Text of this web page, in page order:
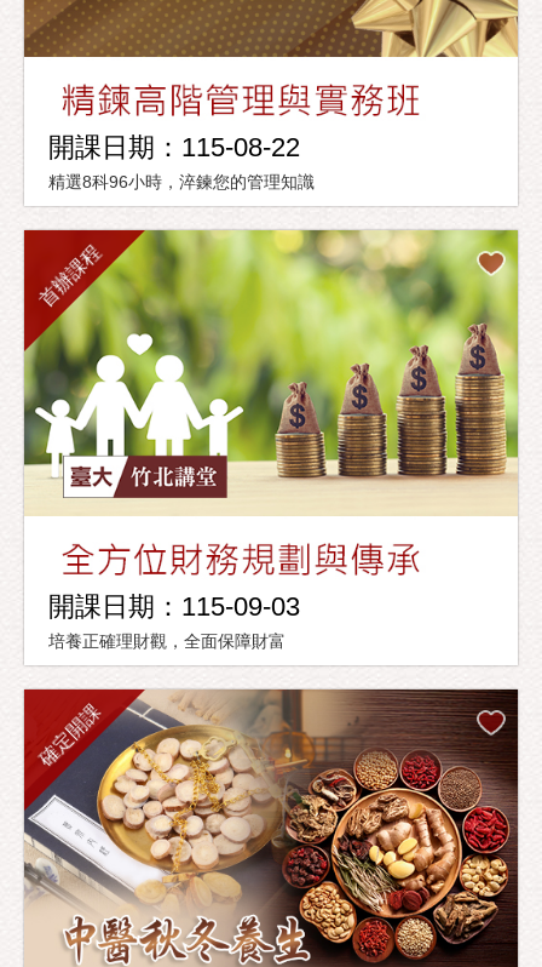
開課日期：115-08-22
精選8科96小時，淬鍊您的管理知識
首辦課程
開課日期：115-09-03
培養正確理財觀，全面保障財富
確定開課